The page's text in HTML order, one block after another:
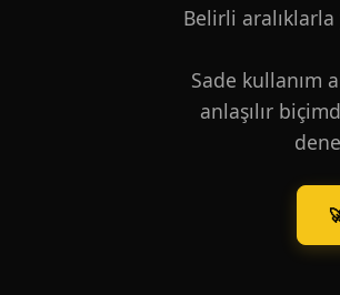
Belirli aralıklarla
Sade kullanım
anlaşılır